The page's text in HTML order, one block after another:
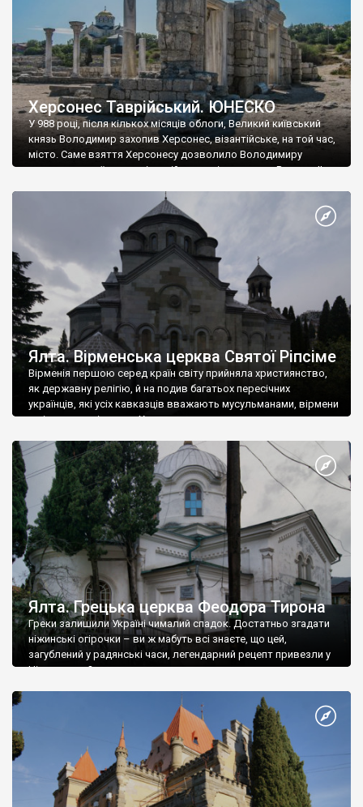
Херсонес Таврійський. ЮНЕСКО
У 988 році, після кількох місяців облоги, Великий київський
князь Володимир захопив Херсонес, візантійське, на той час,
місто. Саме взяття Херсонесу дозволило Володимиру
диктувати свої умови візантійському імператору Василю ІІ, та
Херсонесі Володимир-язичник, став Василем-християнином.
А потім було Хрещення Русі. На честь Херсонесу Таврійського
Ялта. Вірменська церква Святої Ріпсіме
Вірменія першою серед країн світу прийняла християнство,
як державну релігію, й на подив багатьох пересічних
українців, які усіх кавказців вважають мусульманами, вірмени
є відданими вірянами Христа
Ялта. Грецька церква Феодора Тирона
Греки залишили Україні чималий спадок. Достатньо згадати
ніжинські огірочки – ви ж мабуть всі знаєте, що цей,
загублений у радянські часи, легендарний рецепт привезли у
Ніжин греки?